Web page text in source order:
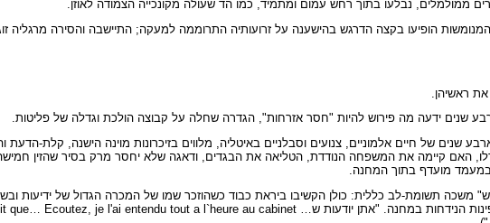
ממולמלים, נבלעו בתוך רחש עמום ומתמיד, כמו הד שעולה מקונכייה הצמודה לאוזן.
הופיעו בקצה הדרגש בהישענה על זרועותיה התרוממה למעקה; התיישבה והסירה מרגליה
ראשיהן.
שנים ידעה מה פירוש להיות "חסר אזרחות", הגדרה שחלה על קבוצה הולכת וגדלה של פליטות.
של חיים אלמוניים, צנועים וסבלניים באיטליה, מלווים בזיכרונות מוינה הישנה, קלת-הדעת
האם קיימה את המשפחה הנודדת, הטליאה את הבגדים, ודאגה שלא יחסר מרק בסיר שהזין
במעמד מועדף בתוך המחנה.
משכה תשומת-לב כללית: כולן הקשיבו ביראת כבוד כשהוזכר שמו של המכרה הגדול של ידיעות